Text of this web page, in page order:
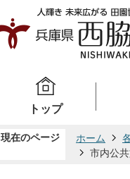
トップ
現在のページ ホーム
市内公